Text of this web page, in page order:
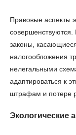
Правовые аспекты
совершенствуются.
законы,
налогообложения
нелегальными
адаптироваться к
штрафам и потере
Экологические